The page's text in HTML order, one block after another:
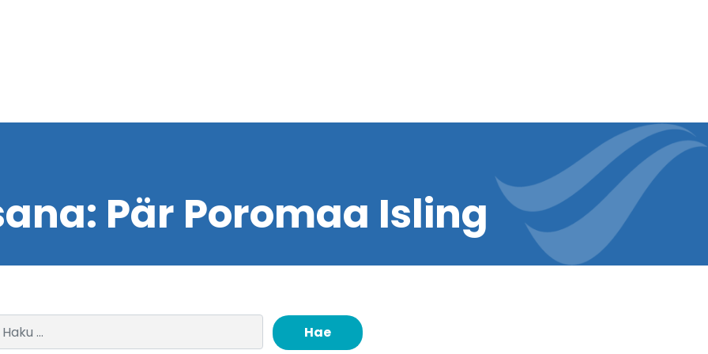
Pär Poromaa Isling